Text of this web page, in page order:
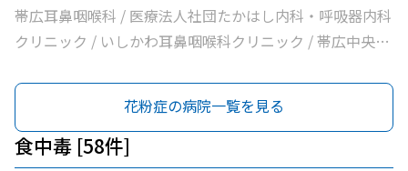
科クリニック / 医療法人社団イワタクリニック / 社会医療
法人刀圭会協立病院 / 十勝勤医協白樺医院 / 十勝ヘルスケ
夜間急病センター / いなば内科呼吸器科 / 医療法人社団慶
愛慶愛病院 / いちやなぎ内科消化器科 / 医療法人社団進藤
医院 / 社会福祉法人北海道社会事業協会帯広病院 / 十勝い
たみのクリニックくびかた・こし・ひざ痛診療所 / 本庄内
わ耳鼻咽喉科 / 医療法人社団あんどう皮膚科 / 医療法人社
団緑葉会グリーン皮膚科クリニック
帯広耳鼻咽喉科 / 医療法人社団たかはし内科・呼吸器内科
クリニック / いしかわ耳鼻咽喉科クリニック / 帯広中央病
クリニック / 十勝ヘルスケアクリニック / 社会福祉法人北
海道社会事業協会帯広病院 / 社会医療法人北斗北斗クリニ
ック / 社会医療法人北斗北斗病院 / 自由が丘みくに耳鼻咽
花粉症の病院一覧を見る
食中毒 [58件]